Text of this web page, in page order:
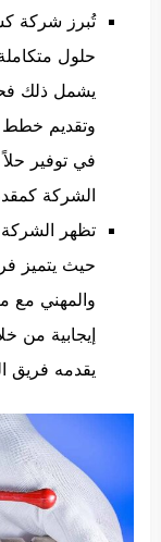
تُبرز شركة
حلول
يشمل ذلك
وتقديم خطط
في توفير
الشركة
تظهر الشركة
حيث يتميز
والمهني مع
إيجابية من
يقدمه فريق